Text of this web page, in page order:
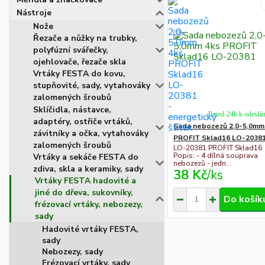
Nástroje
Nože
Řezače a nůžky na trubky,
polyfúzní svářečky,
ojehlovače, řezače skla
Vrtáky FESTA do kovu,
stupňovité, sady, vytahováky
zalomených šroubů
Sklíčidla, nástavce,
adaptéry, ostřiče vrtáků,
závitníky a očka, vytahováky
zalomených šroubů
Vrtáky a sekáče FESTA do
zdiva, skla a keramiky, sady
Vrtáky FESTA hadovité a
jiné do dřeva, sukovníky,
frézovací vrtáky, nebozezy,
sady
Hadovité vrtáky FESTA,
sady
Nebozezy, sady
Sada nebozezů 2,0-
PROFIT Sklad16 LO-20381
LO-20381 PROFIT Sklad16
Popis: - 4 dílná souprava
nebozezů - jedn...
38 Kč/ks
Ihned-24h k
Do